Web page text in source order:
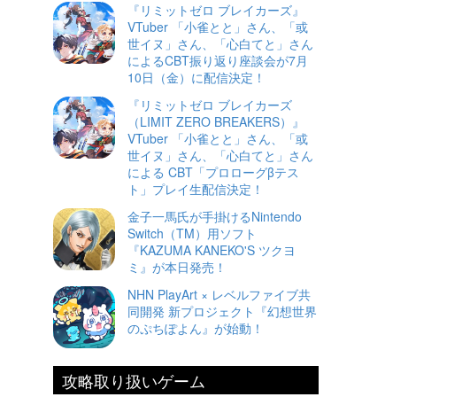
『リミットゼロ ブレイカーズ』
VTuber 「小雀とと」さん、「或
世イヌ」さん、「心白てと」さん
によるCBT振り返り座談会が7月
10日（金）に配信決定！
『リミットゼロ ブレイカーズ
（LIMIT ZERO BREAKERS）』
VTuber 「小雀とと」さん、「或
世イヌ」さん、「心白てと」さん
による CBT「プロローグβテス
ト」プレイ生配信決定！
金子一馬氏が手掛けるNintendo
Switch（TM）用ソフト
『KAZUMA KANEKO'S ツクヨ
ミ』が本日発売！
NHN PlayArt × レベルファイブ共
同開発 新プロジェクト『幻想世界
のぷちぽよん』が始動！
攻略取り扱いゲーム